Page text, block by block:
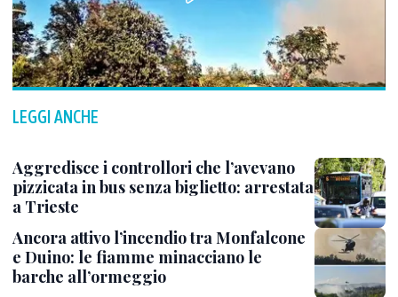
LEGGI ANCHE
Aggredisce i controllori che l’avevano
pizzicata in bus senza biglietto: arrestata
a Trieste
Ancora attivo l’incendio tra Monfalcone
e Duino: le fiamme minacciano le
barche all’ormeggio